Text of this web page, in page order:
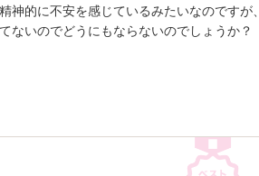
的に不安を感じているみたいなのですが、
ないのでどうにもならないのでしょうか？